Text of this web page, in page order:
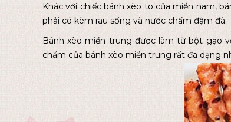
Khác với chiếc bánh xèo to của miền nam,
phải có kèm rau sống và nước chấm đậm đà.
Bánh xèo miền trung được làm từ bột gạo
chấm của bánh xèo miền trung rất đa dạng